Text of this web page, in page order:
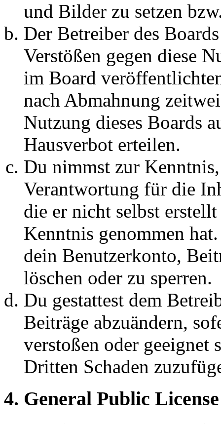
und Bilder zu setzen
Der Betreiber des
Verstößen gegen diese
im Board
nach Abmahnung
Nutzung dieses Boards
Hausverbot erteilen.
Du nimmst zur
Verantwortung für die
die er nicht selbst
Kenntnis genommen
dein Benutzerkonto,
löschen oder zu sperren.
Du gestattest dem
Beiträge abzuändern,
verstoßen oder geeignet
Dritten Schaden
4. General Public License